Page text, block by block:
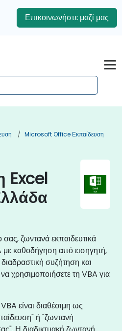
Επικοινωνήστε μαζί μας
Microsoft Office Εκπαίδευση
Excel
ζωντανά εκπαιδευτικά
καθοδήγηση από εισηγητή,
συζήτηση και
χρησιμοποιήσετε τη VBA για
είναι διαθέσιμη ως
ή "ζωντανή